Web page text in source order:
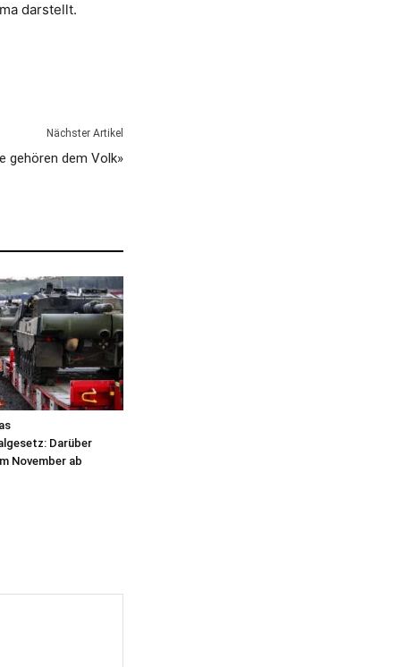
darstellt.
Nächster Artikel
gehören dem Volk»
Darüber
November ab